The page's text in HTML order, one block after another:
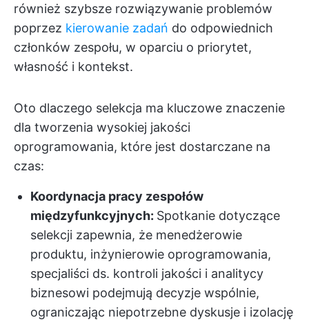
również szybsze rozwiązywanie problemów
poprzez kierowanie zadań do odpowiednich
członków zespołu, w oparciu o priorytet,
własność i kontekst.
Oto dlaczego selekcja ma kluczowe znaczenie
dla tworzenia wysokiej jakości
oprogramowania, które jest dostarczane na
czas:
Koordynacja pracy zespołów
międzyfunkcyjnych: Spotkanie dotyczące
selekcji zapewnia, że menedżerowie
produktu, inżynierowie oprogramowania,
specjaliści ds. kontroli jakości i analitycy
biznesowi podejmują decyzje wspólnie,
ograniczając niepotrzebne dyskusje i izolację